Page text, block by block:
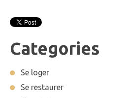
Categories
Se loger
Se restaurer